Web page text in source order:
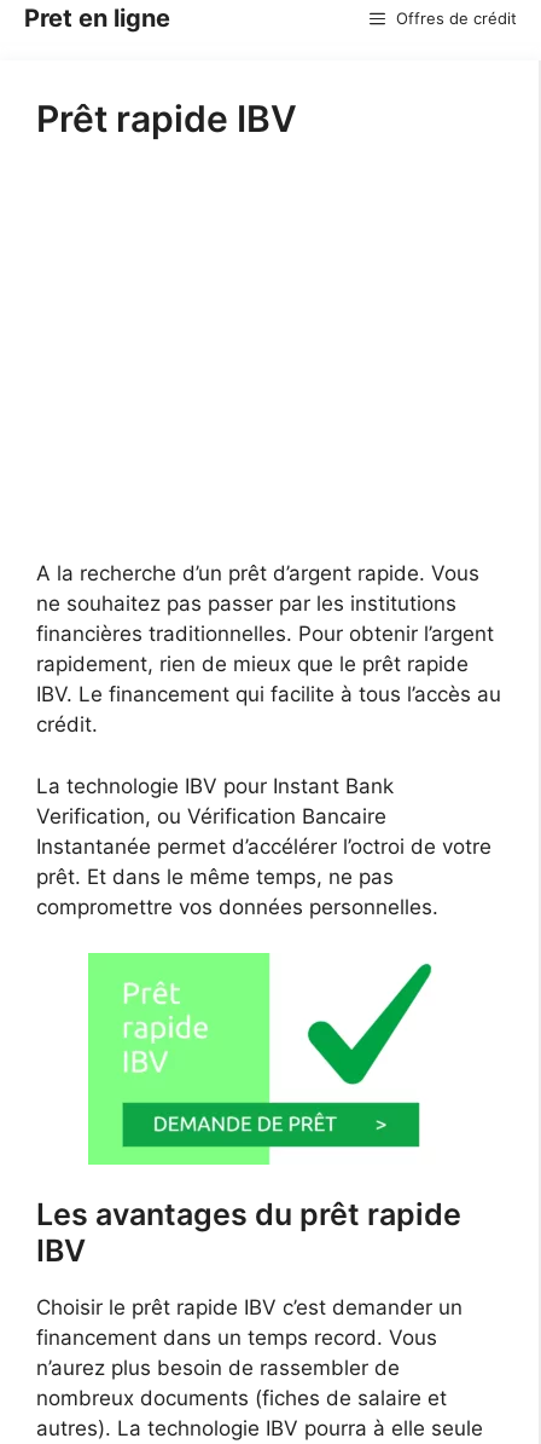
AllerPret en ligne Offres de crédit
Prêt rapide IBV
A la recherche d’un prêt d’argent rapide. Vous
ne souhaitez pas passer par les institutions
financières traditionnelles. Pour obtenir l’argent
rapidement, rien de mieux que le prêt rapide
IBV. Le financement qui facilite à tous l’accès au
crédit.
La technologie IBV pour Instant Bank
Verification, ou Vérification Bancaire
Instantanée permet d’accélérer l’octroi de votre
prêt. Et dans le même temps, ne pas
compromettre vos données personnelles.
Les avantages du prêt rapide
IBV
Choisir le prêt rapide IBV c’est demander un
financement dans un temps record. Vous
n’aurez plus besoin de rassembler de
nombreux documents (fiches de salaire et
autres). La technologie IBV pourra à elle seule